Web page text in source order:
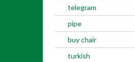
telegram
pipe
buy chair
turkish